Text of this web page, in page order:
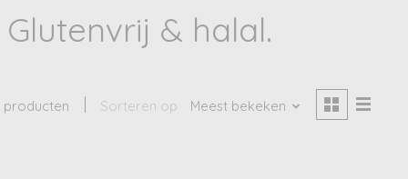
& halal.
producten Sorteren op Meest bekeken